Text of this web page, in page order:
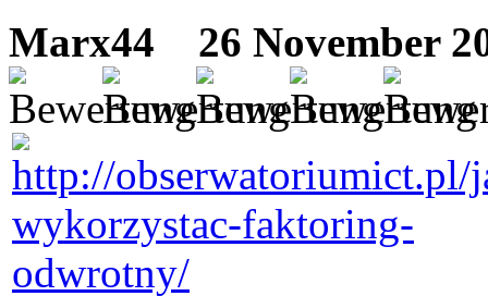
Marx44
26 November